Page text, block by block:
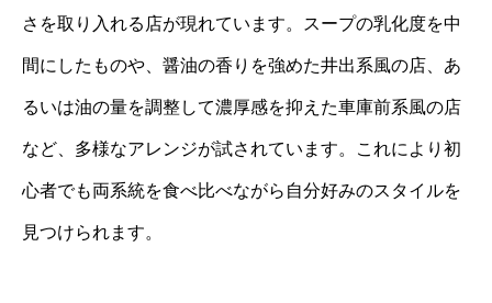
さを取り入れる店が現れています。スープの乳化度を中
間にしたものや、醤油の香りを強めた井出系風の店、あ
るいは油の量を調整して濃厚感を抑えた車庫前系風の店
など、多様なアレンジが試されています。これにより初
心者でも両系統を食べ比べながら自分好みのスタイルを
見つけられます。